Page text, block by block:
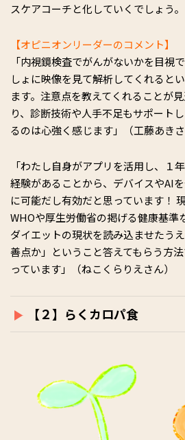
スケアコーチと化していくでしょう。
【オピニオンリーダーのコメント】
「内視鏡検査でがんがないかを目視
しょに映像を見て解析してくれると
ます。注意点を教えてくれることが
り、診断技術や人手不足もサポート
るのは心強く感じます」（工藤あきさ
「わたし自身がアプリを活用し、１
経験があることから、デバイスやAI
に可能だし有効だと思っています！
WHOや厚生労働省の掲げる健康基準
ダイエットの現状を読み込ませたう
善点か」ということ答えてもらう方
っています」（ねこくらりえさん）
【２】らくカロパ食